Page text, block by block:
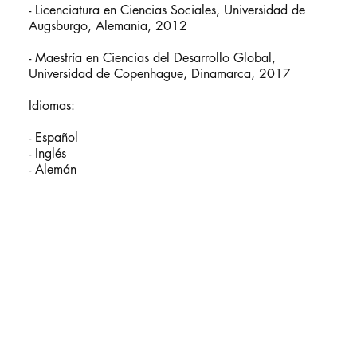
- Licenciatura en Ciencias Sociales, Universidad de
Augsburgo, Alemania, 2012
- Maestría en Ciencias del Desarrollo Global,
Universidad de Copenhague, Dinamarca, 2017
Idiomas:
- Español
- Inglés
- Alemán